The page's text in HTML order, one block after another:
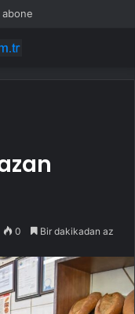
abone
0 Bir dakikadan az